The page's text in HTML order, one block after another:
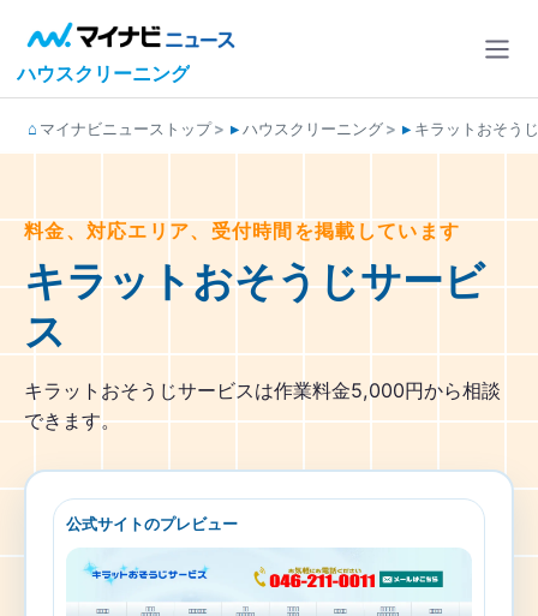
ハウスクリーニング
マイナビニューストップ ハウスクリーニング キラットおそう
料金、対応エリア、受付時間を掲載しています
キラットおそうじサービ
ス
キラットおそうじサービスは作業料金5,000円から相談
できます。
公式サイトのプレビュー